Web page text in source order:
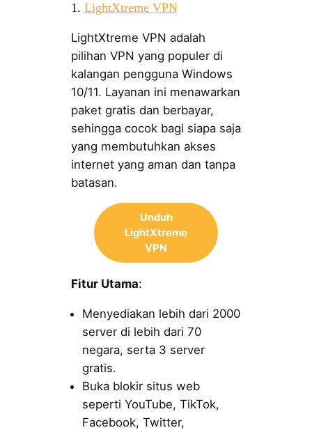
1. LightXtreme VPN
LightXtreme VPN adalah
pilihan VPN yang populer di
kalangan pengguna Windows
10/11. Layanan ini menawarkan
paket gratis dan berbayar,
sehingga cocok bagi siapa saja
yang membutuhkan akses
internet yang aman dan tanpa
batasan.
Unduh
LightXtreme
VPN
Fitur Utama:
Menyediakan lebih dari 2000
server di lebih dari 70
negara, serta 3 server
gratis.
Buka blokir situs web
seperti YouTube, TikTok,
Facebook, Twitter,